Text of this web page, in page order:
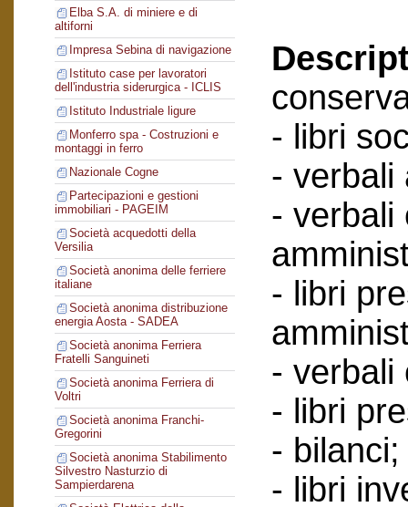
Elba S.A. di miniere e di
altiforni
Impresa Sebina di navigazione
Istituto case per lavoratori
dell'industria siderurgica - ICLIS
Istituto Industriale ligure
Monferro spa - Costruzioni e
montaggi in ferro
Nazionale Cogne
Partecipazioni e gestioni
immobiliari - PAGEIM
Società acquedotti della
Versilia
Società anonima delle ferriere
italiane
Società anonima distribuzione
energia Aosta - SADEA
Società anonima Ferriera
Fratelli Sanguineti
Società anonima Ferriera di
Voltri
Società anonima Franchi-
Gregorini
Società anonima Stabilimento
Silvestro Nasturzio di
Sampierdarena
- libri
- verbali
- verbali
- libri
- verbali
- libri
- bilanci;
- libri